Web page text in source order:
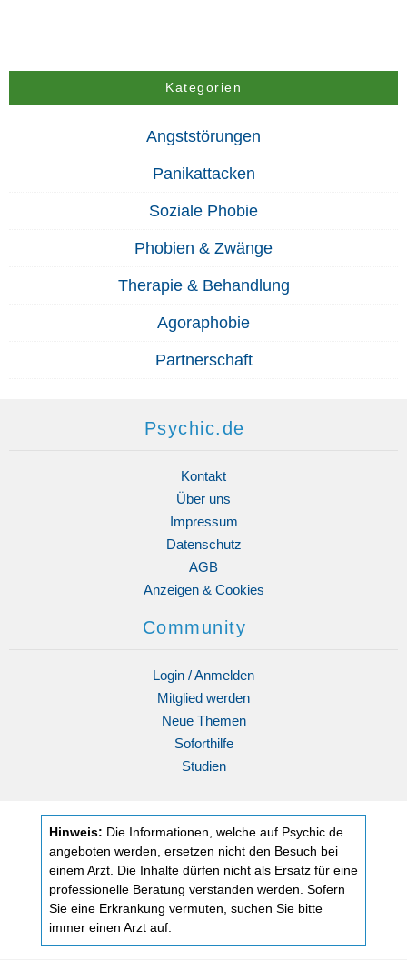
Kategorien
Angststörungen
Panikattacken
Soziale Phobie
Phobien & Zwänge
Therapie & Behandlung
Agoraphobie
Partnerschaft
Psychic.de
Kontakt
Über uns
Impressum
Datenschutz
AGB
Anzeigen & Cookies
Community
Login / Anmelden
Mitglied werden
Neue Themen
Soforthilfe
Studien